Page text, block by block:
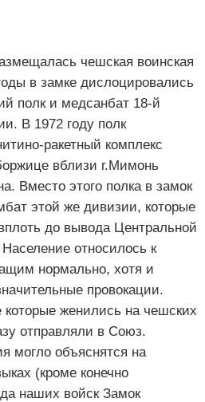
чешская воинская
в замке дислоцировались
полк и медсанбат 18-й
В 1972 году полк
ракетный комплекс
вблизи г.Мимонь
Вместо этого полка в замок
этой же дивизии, которые
до вывода Центральной
относилось к
нормально, хотя и
провокации.
женились на чешских
отправляли в Союз.
могло объяснятся на
(кроме конечно
наших войск Замок